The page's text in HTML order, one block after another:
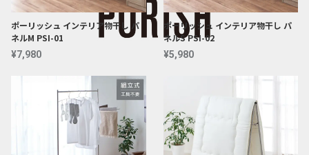
ポーリッシュ インテリア物干し パ
ネルM PSI-01
¥7,980
ポーリッシュ インテリア物干し パ
ネルS PSI-02
¥5,980